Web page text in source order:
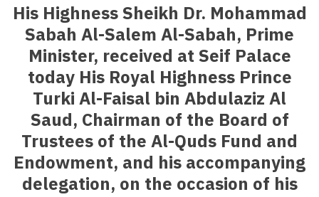
His Highness Sheikh Dr. Mohammad
Sabah Al-Salem Al-Sabah, Prime
Minister, received at Seif Palace
today His Royal Highness Prince
Turki Al-Faisal bin Abdulaziz Al
Saud, Chairman of the Board of
Trustees of the Al-Quds Fund and
Endowment, and his accompanying
delegation, on the occasion of his